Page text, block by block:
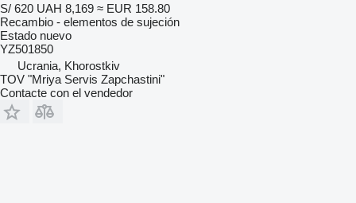
S/ 620 UAH 8,169 ≈ EUR 158.80
Recambio - elementos de sujeción
Estado nuevo
YZ501850
Ucrania, Khorostkiv
TOV "Mriya Servis Zapchastini"
Contacte con el vendedor